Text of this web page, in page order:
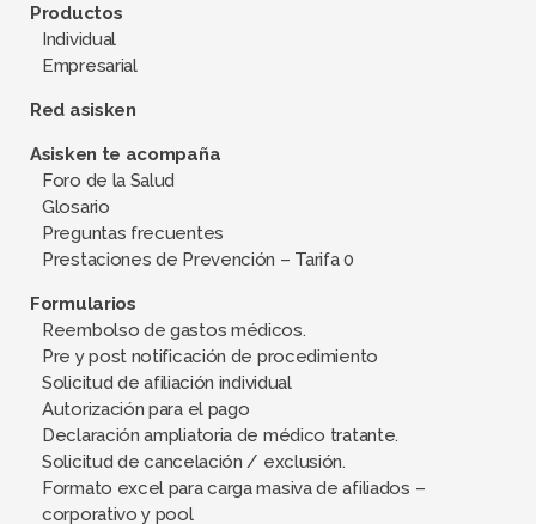
Productos
Individual
Empresarial
Red asisken
Asisken te acompaña
Foro de la Salud
Glosario
Preguntas frecuentes
Prestaciones de Prevención – Tarifa 0
Formularios
Reembolso de gastos médicos.
Pre y post notificación de procedimiento
Solicitud de afiliación individual
Autorización para el pago
Declaración ampliatoria de médico tratante.
Solicitud de cancelación / exclusión.
Formato excel para carga masiva de afiliados –
corporativo y pool